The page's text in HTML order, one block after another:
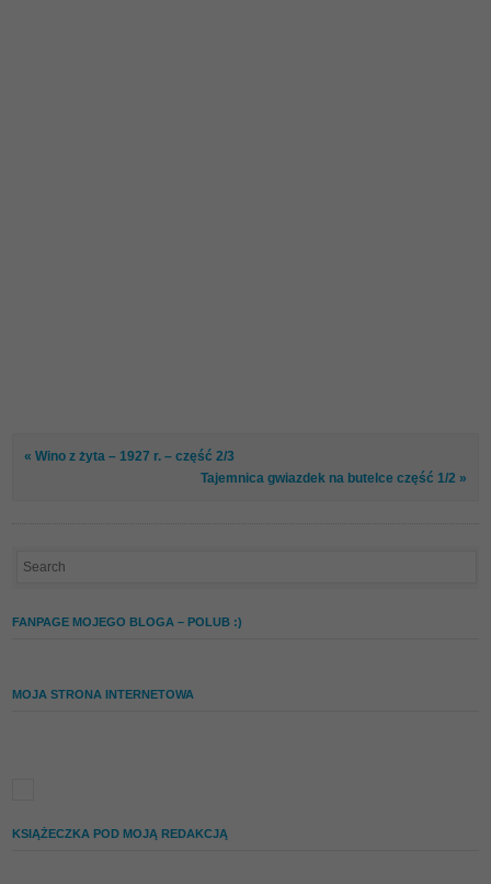
« Wino z żyta – 1927 r. – część 2/3
Tajemnica gwiazdek na butelce część 1/2 »
FANPAGE MOJEGO BLOGA – POLUB :)
MOJA STRONA INTERNETOWA
KSIĄŻECZKA POD MOJĄ REDAKCJĄ